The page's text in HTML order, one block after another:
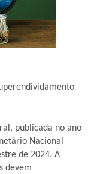
publicada no ano
Nacional
de 2024. A
devem